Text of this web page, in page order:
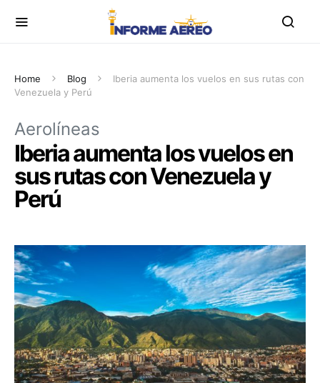
Home Blog
Iberia aumenta los vuelos en sus rutas con
Venezuela y Perú
Aerolíneas
Iberia aumenta los vuelos en
sus rutas con Venezuela y
Perú